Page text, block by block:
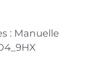
: Manuelle